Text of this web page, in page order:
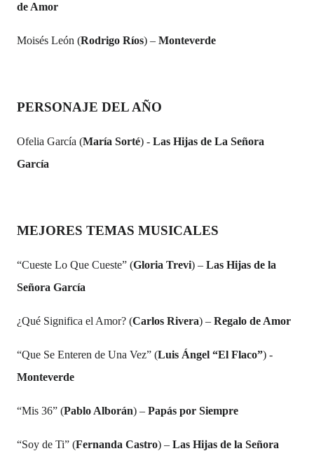
de Amor
Moisés León (Rodrigo Ríos) – Monteverde
PERSONAJE DEL AÑO
Ofelia García (María Sorté) - Las Hijas de La Señora
García
MEJORES TEMAS MUSICALES
“Cueste Lo Que Cueste” (Gloria Trevi) – Las Hijas de la
Señora García
¿Qué Significa el Amor? (Carlos Rivera) – Regalo de Amor
“Que Se Enteren de Una Vez” (Luis Ángel “El Flaco”) -
Monteverde
“Mis 36” (Pablo Alborán) – Papás por Siempre
“Soy de Ti” (Fernanda Castro) – Las Hijas de la Señora